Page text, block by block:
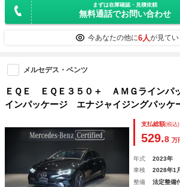
まずは在庫確認・見積依頼
無料通話でお問い合わせ
今あなたの他に6人が見て
メルセデス・ベンツ
ＥＱＥ ＥＱＥ３５０＋ ＡＭＧラインパ
インパッケージ エナジャイジングパッ
シブパッケージ ブラック１９インチアル
ッケージ パノラミックスライディング
クリッドスポイラー
支払総額(税込)
529.8 万
年式 2023年
車検
2028年1月
整備
法定整備